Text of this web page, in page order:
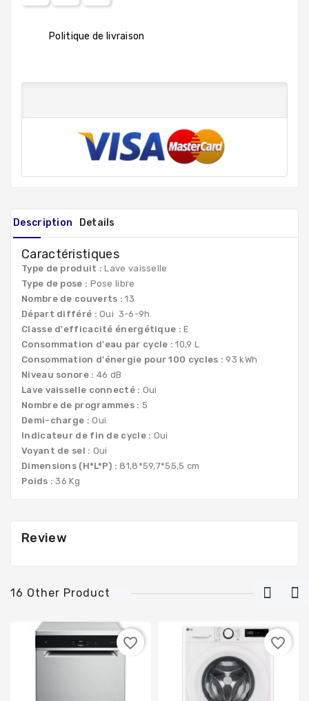
Politique de livraison
Description Details
Caractéristiques
Type de produit : Lave vaisselle
Type de pose : Pose libre
Nombre de couverts : 13
Départ différé : Oui 3-6-9h
Classe d'efficacité énergétique : E
Consommation d'eau par cycle : 10,9 L
Consommation d'énergie pour 100 cycles : 93 kWh
Niveau sonore : 46 dB
Lave vaisselle connecté : Oui
Nombre de programmes : 5
Demi-charge : Oui
Indicateur de fin de cycle : Oui
Voyant de sel : Oui
Dimensions (H*L*P) : 81,8*59,7*55,5 cm
Poids : 36 Kg
Review
16 Other Product
favorite_border favorite_border